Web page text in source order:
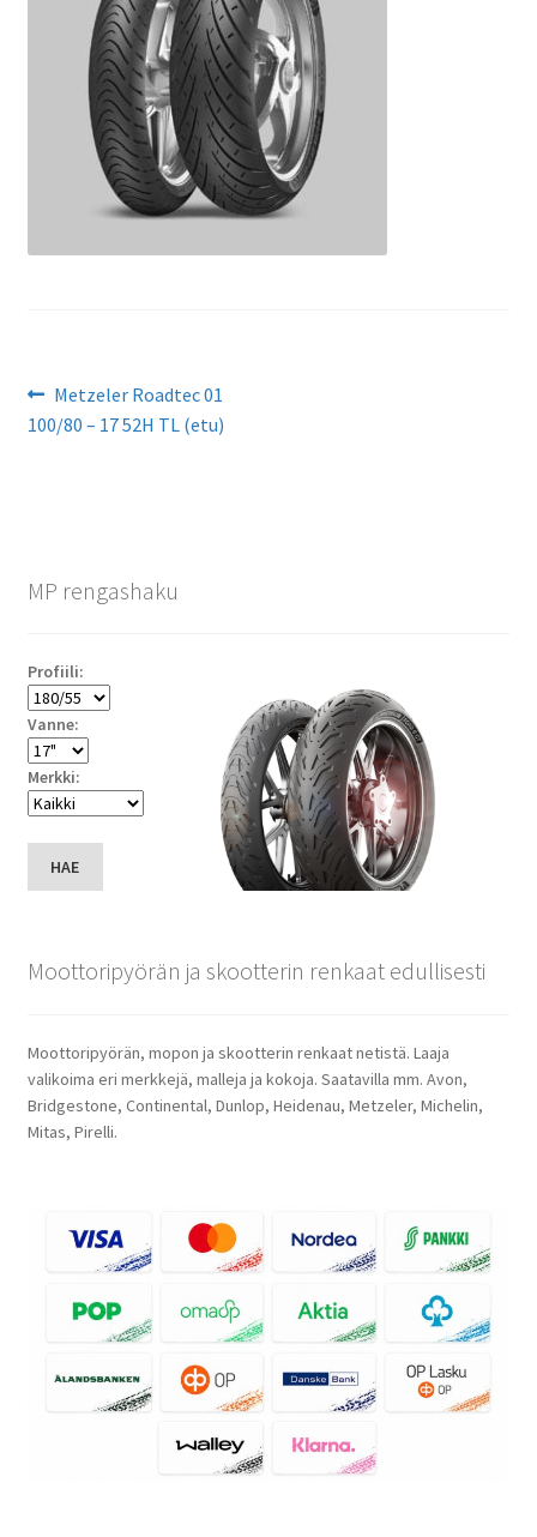
Artikkelien
selaus
Edellinen
artikkeli
Metzeler Roadtec 01
100/80 – 17 52H TL (etu)
MP rengashaku
Profiili:
Vanne:
Merkki:
HAE
Moottoripyörän ja skootterin renkaat edullisesti
Moottoripyörän, mopon ja skootterin renkaat netistä. Laaja
valikoima eri merkkejä, malleja ja kokoja. Saatavilla mm. Avon,
Bridgestone, Continental, Dunlop, Heidenau, Metzeler, Michelin,
Mitas, Pirelli.